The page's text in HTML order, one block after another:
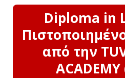
Diploma in
από την